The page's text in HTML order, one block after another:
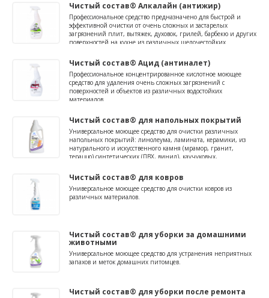
Чистый состав® Алкалайн (антижир)
Профессиональное средство предназначено для быстрой и
эффективной очистки от очень сложных и застарелых
загрязнений плит, вытяжек, духовок, грилей, барбекю и других
поверхностей на кухне из различных щелочестойких
Чистый состав® Ацид (антиналет)
Профессиональное концентрированное кислотное моющее
средство для удаления очень сложных загрязнений с
поверхностей и объектов из различных водостойких
материалов.
Чистый состав® для напольных покрытий
Универсальное моющее средство для очистки различных
напольных покрытий: линолеума, ламината, керамики, из
натурального и искусственного камня (мрамор, гранит,
тераццо) синтетических (ПВХ, винил), каучуковых,
Чистый состав® для ковров
Универсальное моющее средство для очистки ковров из
различных материалов.
Чистый состав® для уборки за домашними
животными
Универсальное моющее средство для устранения неприятных
запахов и меток домашних питомцев.
Чистый состав® для уборки после ремонта